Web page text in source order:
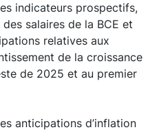
indicateurs prospectifs,
salaires de la BCE et
relatives aux
de la croissance
de 2025 et au premier
anticipations d’inflation